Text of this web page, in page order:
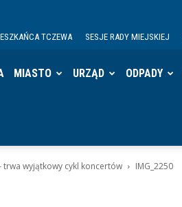
TCZEWA SESJE RADY MIEJSKIEJ
MIASTO URZĄD ODPADY
trwa wyjątkowy cykl koncertów IMG_2250